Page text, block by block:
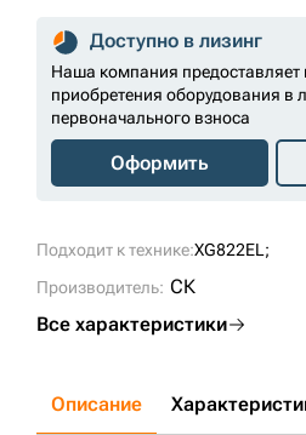
Подходит к технике:XG822EL;
Производитель: СК
Все характеристики
Доступно в лизинг
Наша компания предоставляет
приобретения оборудования в
первоначального взноса
Оформить
Описание